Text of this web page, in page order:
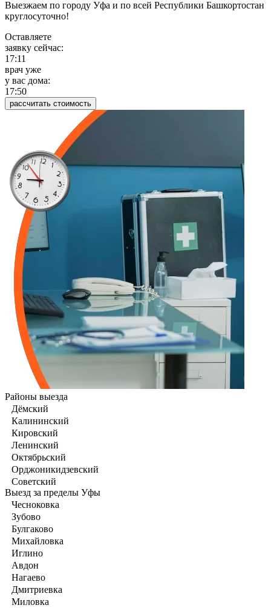
Выезжаем по городу Уфа и по всей Республики Башкортостан
круглосуточно!
Оставляете
заявку сейчас:
17:11
врач уже
у вас дома:
17:50
рассчитать стоимость
Районы выезда
Дёмский
Калининский
Кировский
Ленинский
Октябрьский
Орджоникидзевский
Советский
Выезд за пределы Уфы
Чесноковка
Зубово
Булгаково
Михайловка
Иглино
Авдон
Нагаево
Дмитриевка
Миловка